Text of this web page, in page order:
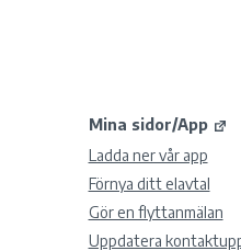
Mina sidor/App
Ladda ner vår app
Förnya ditt elavtal
Gör en flyttanmälan
Uppdatera